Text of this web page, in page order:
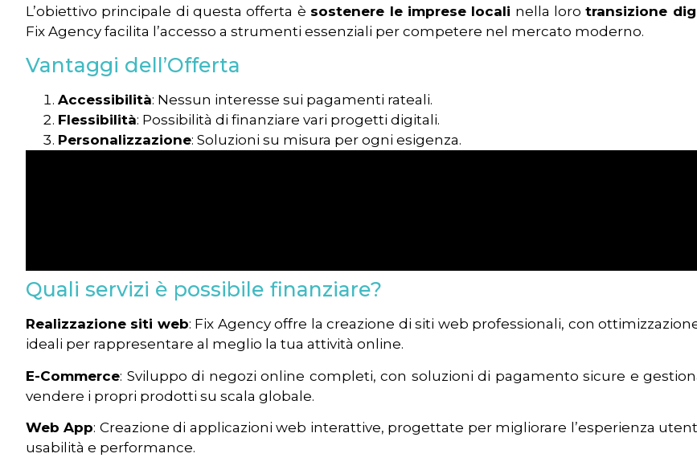
L’obiettivo principale di questa offerta è sostenere le imprese locali nella lorotransizione
Fix Agency facilita l’accesso a strumenti essenziali per competere nel mercato moderno.
Vantaggi dell’Offerta
Accessibilità: Nessun interesse sui pagamenti rateali.
Flessibilità: Possibilità di finanziare vari progetti digitali.
Personalizzazione: Soluzioni su misura per ogni esigenza.
Quali servizi è possibile finanziare?
Realizzazione siti web: Fix Agency offre la creazione di siti web professionali, con
ideali per rappresentare al meglio la tua attività online.
E-Commerce: Sviluppo di negozi online completi, con soluzioni di pagamento sicure e
vendere i propri prodotti su scala globale.
Web App: Creazione di applicazioni web interattive, progettate per migliorare l’esperienza
usabilità e performance.